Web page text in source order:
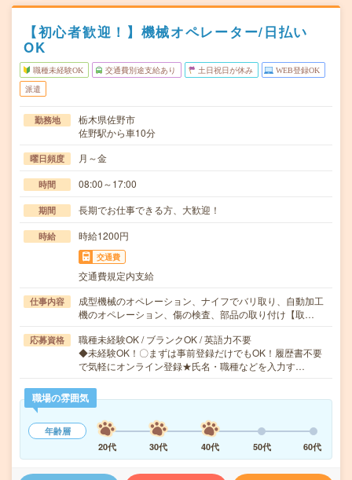
【初心者歓迎！】機械オペレーター/日払い
OK
職種未経験OK 交通費別途支給あり 土日祝日が休み WEB登録OK
派遣
勤務地
栃木県佐野市
佐野駅から車10分
曜日頻度 月～金
時間 08:00～17:00
期間 長期でお仕事できる方、大歓迎！
時給 時給1200円
交通費
交通費規定内支給
仕事内容
成型機械のオペレーション、ナイフでバリ取り、自動加工
機のオペレーション、傷の検査、部品の取り付け【取…
応募資格
職種未経験OK / ブランクOK / 英語力不要
◆未経験OK！〇まずは事前登録だけでもOK！履歴書不要
で気軽にオンライン登録★氏名・職種などを入力す…
職場の雰囲気
年齢層
20代
30代 40代 50代 60代